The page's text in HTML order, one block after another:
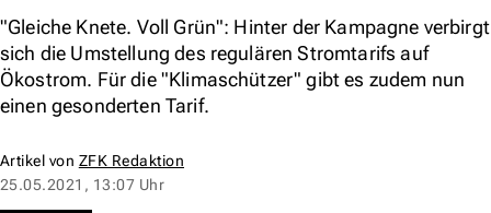
"Gleiche Knete. Voll Grün": Hinter der Kampagne verbirgt
sich die Umstellung des regulären Stromtarifs auf
Ökostrom. Für die "Klimaschützer" gibt es zudem nun
einen gesonderten Tarif.
Artikel von ZFK Redaktion
25.05.2021, 13:07 Uhr